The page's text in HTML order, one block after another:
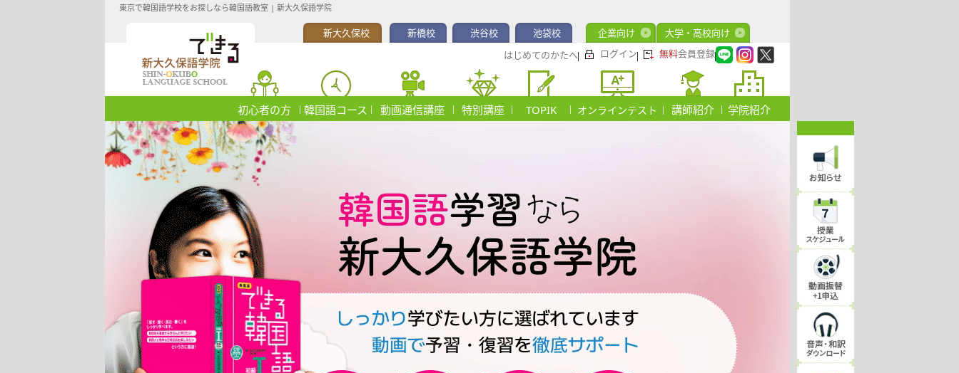
東京で韓国語学校をお探しなら韓国語教室 | 新大久保語学院
新大久保校 新橋校 渋谷校 池袋校 企業向け
大学・高校向け
はじめてのかたへ
ログイン 無料会員登録
初心者の方 韓国語コース 動画通信講座 特別講座 TOPIK オンラインテスト 講師紹介 学院紹介